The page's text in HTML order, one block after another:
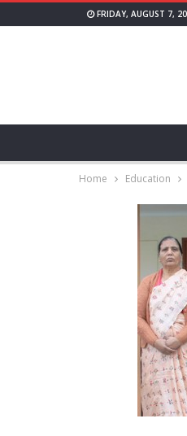
FRIDAY, AUGUST 7,
Home Education